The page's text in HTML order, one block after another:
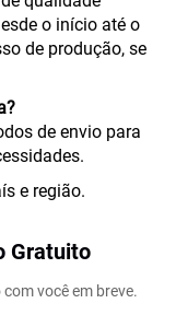
o início até o
de produção, se
de envio para
e região.
Gratuito
você em breve.